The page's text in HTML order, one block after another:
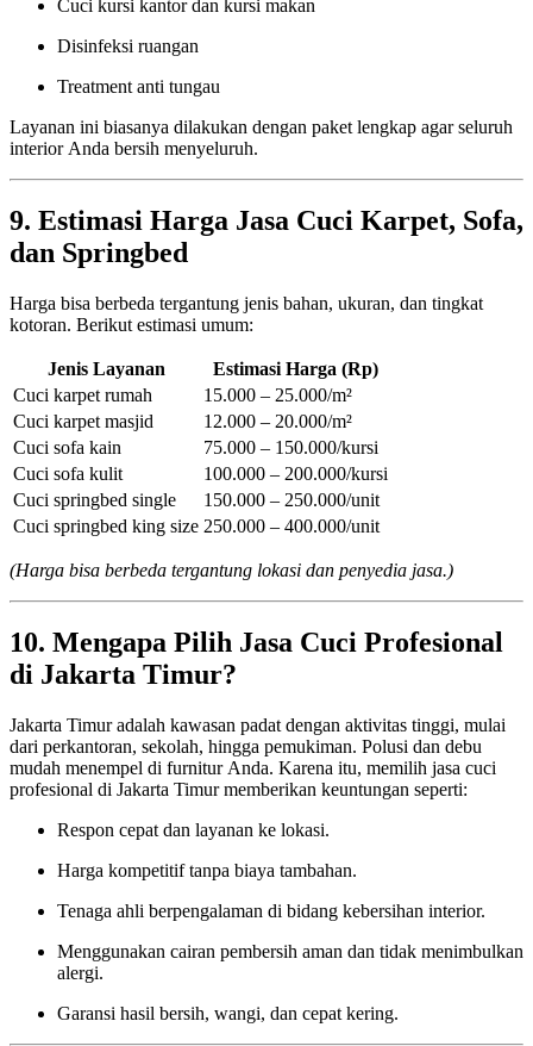
Cuci kursi kantor dan kursi makan
Disinfeksi ruangan
Treatment anti tungau
Layanan ini biasanya dilakukan dengan paket lengkap agar seluruh
interior Anda bersih menyeluruh.
9. Estimasi Harga Jasa Cuci Karpet, Sofa,
dan Springbed
Harga bisa berbeda tergantung jenis bahan, ukuran, dan tingkat
kotoran. Berikut estimasi umum:
Jenis Layanan
Estimasi Harga (Rp)
Cuci karpet rumah
15.000 – 25.000/m²
Cuci karpet masjid
12.000 – 20.000/m²
Cuci sofa kain
75.000 – 150.000/kursi
Cuci sofa kulit
100.000 – 200.000/kursi
Cuci springbed single
150.000 – 250.000/unit
Cuci springbed king size 250.000 – 400.000/unit
(Harga bisa berbeda tergantung lokasi dan penyedia jasa.)
10. Mengapa Pilih Jasa Cuci Profesional
di Jakarta Timur?
Jakarta Timur adalah kawasan padat dengan aktivitas tinggi, mulai
dari perkantoran, sekolah, hingga pemukiman. Polusi dan debu
mudah menempel di furnitur Anda. Karena itu, memilih jasa cuci
profesional di Jakarta Timur memberikan keuntungan seperti:
Respon cepat dan layanan ke lokasi.
Harga kompetitif tanpa biaya tambahan.
Tenaga ahli berpengalaman di bidang kebersihan interior.
Menggunakan cairan pembersih aman dan tidak menimbulkan
alergi.
Garansi hasil bersih, wangi, dan cepat kering.